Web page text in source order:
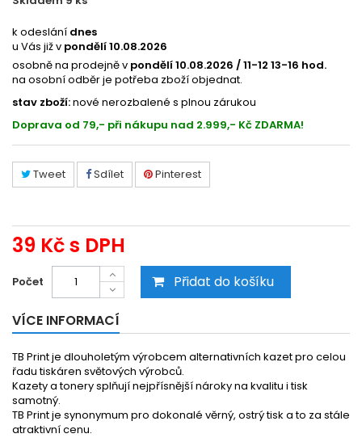
k odeslání dnes
u Vás již v pondělí 10.08.2026
osobně na prodejně v pondělí 10.08.2026 / 11-12 13-16 hod.
na osobní odběr je potřeba zboží objednat.
stav zboží:nové nerozbalené s plnou zárukou
Doprava od 79,- při nákupu nad 2.999,- Kč ZDARMA!
Tweet Sdílet Pinterest
39 Kčs DPH
Počet Přidat do košíku
VÍCE INFORMACÍ
TB Print je dlouholetým výrobcem alternativních kazet pro celou
řadu tiskáren světových výrobců.
Kazety a tonery splňují nejpřísnější nároky na kvalitu i tisk
samotný.
TB Print je synonymum pro dokonalé věrný, ostrý tisk a to za stále
atraktivní cenu.